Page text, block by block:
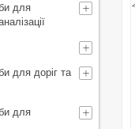
для
для доріг та
для